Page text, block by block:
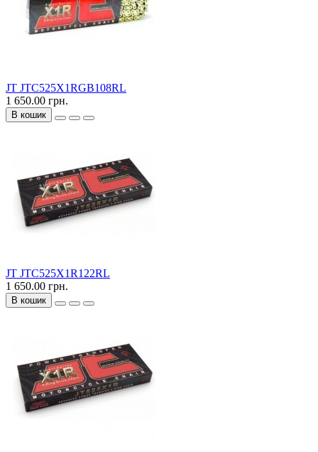
JT JTC525X1RGB108RL
1 650.00 грн.
В кошик
JT JTC525X1R122RL
1 650.00 грн.
В кошик